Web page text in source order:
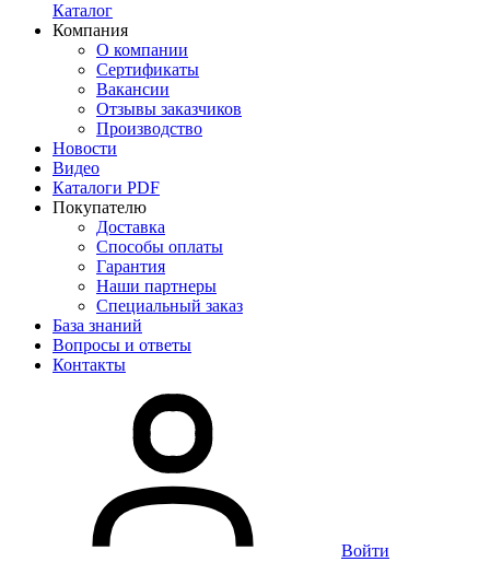
Каталог
Компания
О компании
Сертификаты
Вакансии
Отзывы заказчиков
Производство
Новости
Видео
Каталоги PDF
Покупателю
Доставка
Способы оплаты
Гарантия
Наши партнеры
Специальный заказ
База знаний
Вопросы и ответы
Контакты
Войти